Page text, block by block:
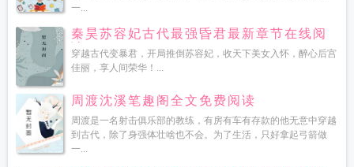
一...
秦昊苏容妃古代最强昏君最新章节在线阅
读
穿越古代变暴君，开局推倒苏容妃，收天下美女入怀，醉心后宫
佳丽，享人间荣华！...
周渡沈溪笔趣阁全文免费阅读
周渡是一名射击俱乐部的教练，有房有车有存款的他无意中穿越
到古代，除了身强体壮啥也不会。为了生活，只好拿起弓箭做
一...